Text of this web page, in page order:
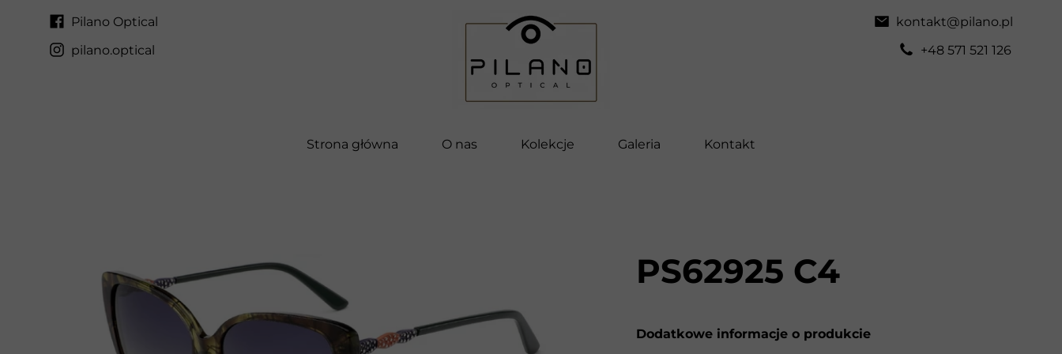
pilano.optical
Pilano Optical
+48 571 521 126
kontakt@pilano.pl
Strona główna O nas Kolekcje
Clip-On
Galeria Kontakt
Dodatkowe informacje o produkcie
PS62925 C4